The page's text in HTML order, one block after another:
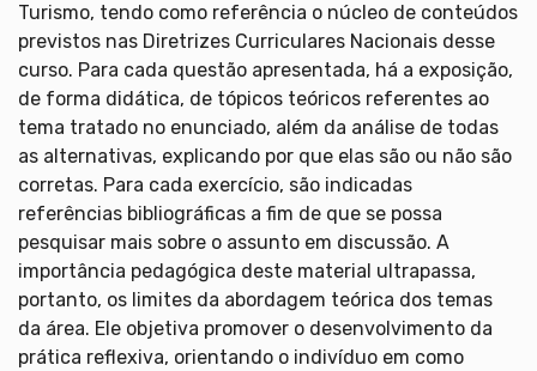
Turismo, tendo como referência o núcleo de conteúdos
previstos nas Diretrizes Curriculares Nacionais desse
curso. Para cada questão apresentada, há a exposição,
de forma didática, de tópicos teóricos referentes ao
tema tratado no enunciado, além da análise de todas
as alternativas, explicando por que elas são ou não são
corretas. Para cada exercício, são indicadas
referências bibliográficas a fim de que se possa
pesquisar mais sobre o assunto em discussão. A
importância pedagógica deste material ultrapassa,
portanto, os limites da abordagem teórica dos temas
da área. Ele objetiva promover o desenvolvimento da
prática reflexiva, orientando o indivíduo em como